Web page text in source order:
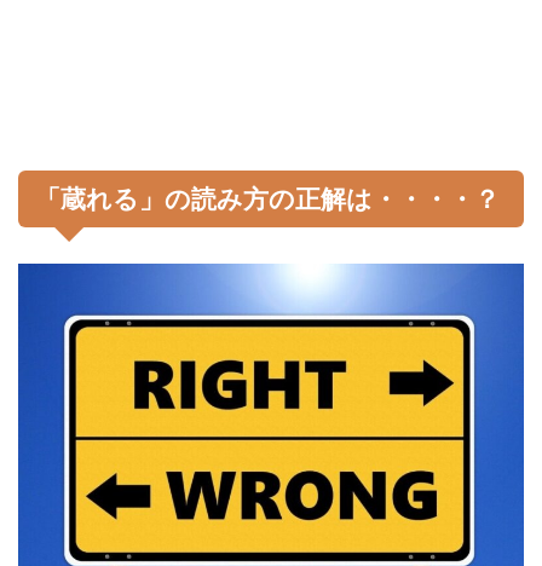
「蔵れる」の読み方の正解は・・・・？